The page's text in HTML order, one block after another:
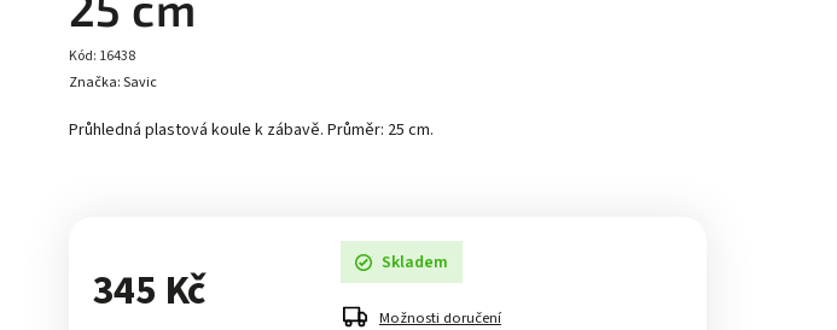
Kód: 16438
Průhledná plastová koule k zábavě. Průměr: 25 cm.
Značka:Savic
345 Kč
Skladem
Možnosti doručení